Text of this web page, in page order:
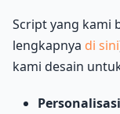
Script yang kami
lengkapnya di sini
kami desain